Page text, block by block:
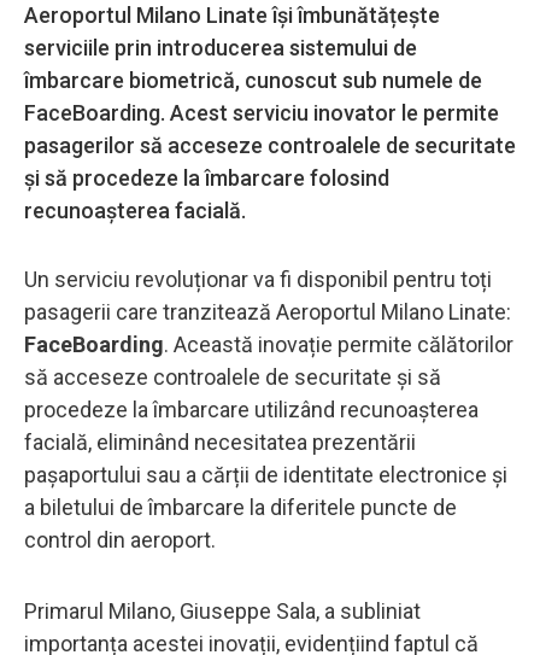
Aeroportul Milano Linate își îmbunătățește
serviciile prin introducerea sistemului de
îmbarcare biometrică, cunoscut sub numele de
FaceBoarding. Acest serviciu inovator le permite
pasagerilor să acceseze controalele de securitate
și să procedeze la îmbarcare folosind
recunoașterea facială.
Un serviciu revoluționar va fi disponibil pentru toți
pasagerii care tranzitează Aeroportul Milano Linate:
FaceBoarding. Această inovație permite călătorilor
să acceseze controalele de securitate și să
procedeze la îmbarcare utilizând recunoașterea
facială, eliminând necesitatea prezentării
pașaportului sau a cărții de identitate electronice și
a biletului de îmbarcare la diferitele puncte de
control din aeroport.
Primarul Milano, Giuseppe Sala, a subliniat
importanța acestei inovații, evidențiind faptul că